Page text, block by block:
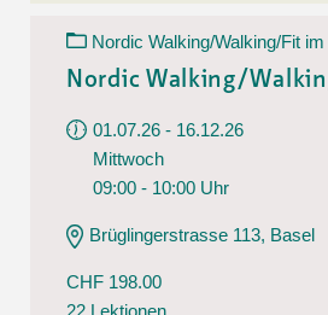
Nordic Walking/Walking/Fit
Nordic Walking/
01.07.26 - 16.12.26
Mittwoch
09:00 - 10:00 Uhr
Brüglingerstrasse 113, Basel
CHF 198.00
22 Lektionen